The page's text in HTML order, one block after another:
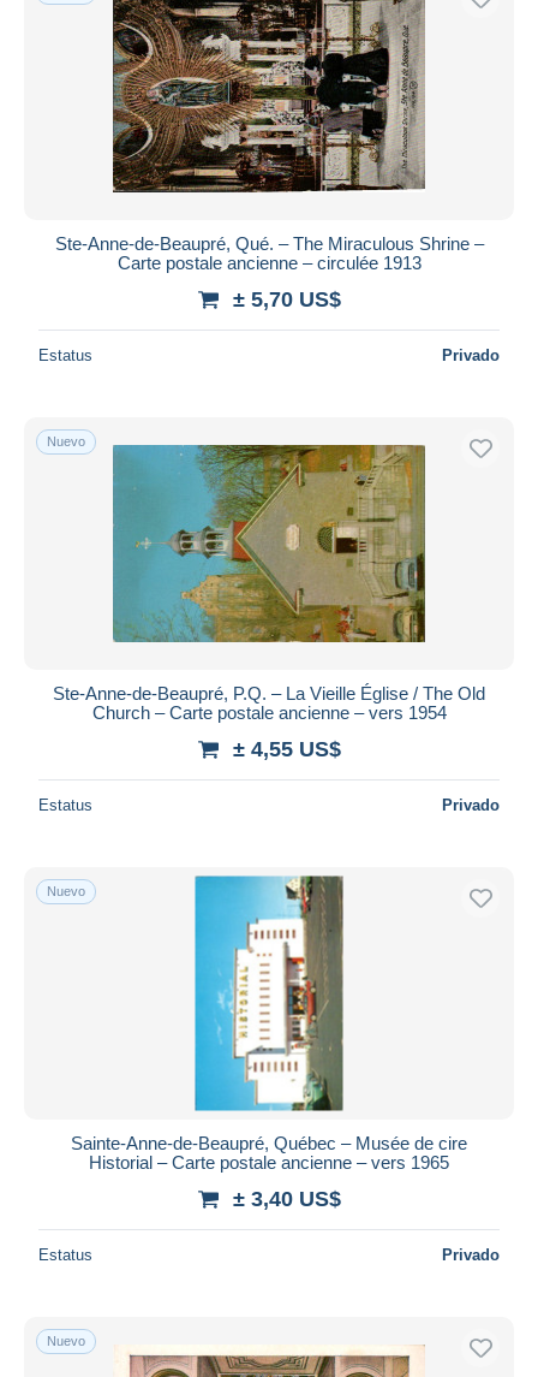
Ste-Anne-de-Beaupré, Qué. – The Miraculous Shrine –
Carte postale ancienne – circulée 1913
± 5,70 US$
Estatus Privado
Nuevo
Ste-Anne-de-Beaupré, P.Q. – La Vieille Église / The Old
Church – Carte postale ancienne – vers 1954
± 4,55 US$
Estatus Privado
Nuevo
Sainte-Anne-de-Beaupré, Québec – Musée de cire
Historial – Carte postale ancienne – vers 1965
± 3,40 US$
Estatus Privado
Nuevo